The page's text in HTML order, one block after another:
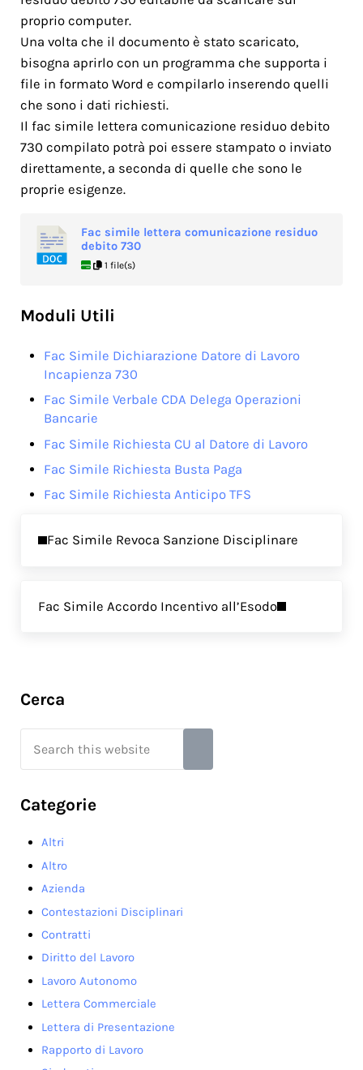
proprio computer.
Una volta che il documento è stato scaricato,
bisogna aprirlo con un programma che supporta i
file in formato Word e compilarlo inserendo quelli
che sono i dati richiesti.
Il fac simile lettera comunicazione residuo debito
730 compilato potrà poi essere stampato o inviato
direttamente, a seconda di quelle che sono le
proprie esigenze.
Fac simile lettera comunicazione residuo
debito 730
1 file(s)
Moduli Utili
Fac Simile Dichiarazione Datore di Lavoro
Incapienza 730
Fac Simile Verbale CDA Delega Operazioni
Bancarie
Fac Simile Richiesta CU al Datore di Lavoro
Fac Simile Richiesta Busta Paga
Fac Simile Richiesta Anticipo TFS
Fac Simile Revoca Sanzione Disciplinare
Fac Simile Accordo Incentivo all’Esodo
Sidebar
Cerca
Categorie
Altri
Altro
Azienda
Contestazioni Disciplinari
Contratti
Diritto del Lavoro
Lavoro Autonomo
Lettera Commerciale
Lettera di Presentazione
Rapporto di Lavoro